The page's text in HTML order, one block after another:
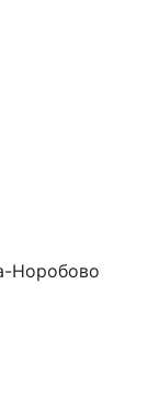
Норобово